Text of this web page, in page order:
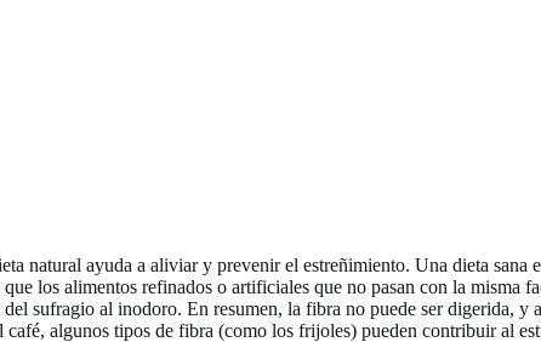
natural ayuda a aliviar y prevenir el estreñimiento. Una dieta sana
los alimentos refinados o artificiales que no pasan con la misma
sufragio al inodoro. En resumen, la fibra no puede ser digerida, y
algunos tipos de fibra (como los frijoles) pueden contribuir al